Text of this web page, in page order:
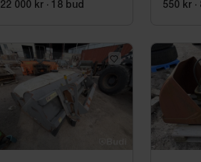
22 000 kr · 18 bud 550 kr ·